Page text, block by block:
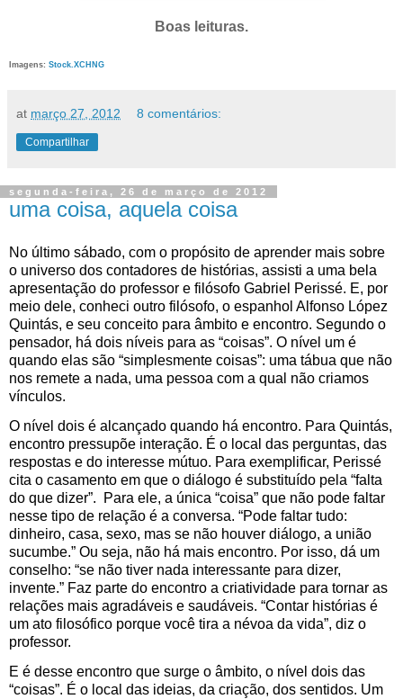
Boas leituras.
Imagens: Stock.XCHNG
at março 27, 2012 8 comentários:
Compartilhar
segunda-feira, 26 de março de 2012
uma coisa, aquela coisa
No último sábado, com o propósito de aprender mais sobre
o universo dos contadores de histórias, assisti a uma bela
apresentação do professor e filósofo Gabriel Perissé. E, por
meio dele, conheci outro filósofo, o espanhol Alfonso López
Quintás, e seu conceito para âmbito e encontro. Segundo o
pensador, há dois níveis para as “coisas”. O nível um é
quando elas são “simplesmente coisas”: uma tábua que não
nos remete a nada, uma pessoa com a qual não criamos
vínculos.
O nível dois é alcançado quando há encontro. Para Quintás,
encontro pressupõe interação. É o local das perguntas, das
respostas e do interesse mútuo. Para exemplificar, Perissé
cita o casamento em que o diálogo é substituído pela “falta
do que dizer”. Para ele, a única “coisa” que não pode faltar
nesse tipo de relação é a conversa. “Pode faltar tudo:
dinheiro, casa, sexo, mas se não houver diálogo, a união
sucumbe.” Ou seja, não há mais encontro. Por isso, dá um
conselho: “se não tiver nada interessante para dizer,
invente.” Faz parte do encontro a criatividade para tornar as
relações mais agradáveis e saudáveis. “Contar histórias é
um ato filosófico porque você tira a névoa da vida”, diz o
professor.
E é desse encontro que surge o âmbito, o nível dois das
“coisas”. É o local das ideias, da criação, dos sentidos. Um